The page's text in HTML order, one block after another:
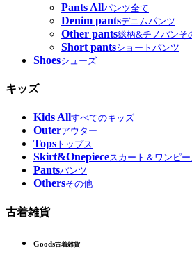
Pants Allパンツ全て
Denim pantsデニムパンツ
Other pants総柄&チノパンそ
Short pantsショートパンツ
Shoesシューズ
キッズ
Kids Allすべてのキッズ
Outerアウター
Tops トップス
Skirt&Onepieceスカート＆ワンピー
Pantsパンツ
Othersその他
古着雑貨
Goods古着雑貨